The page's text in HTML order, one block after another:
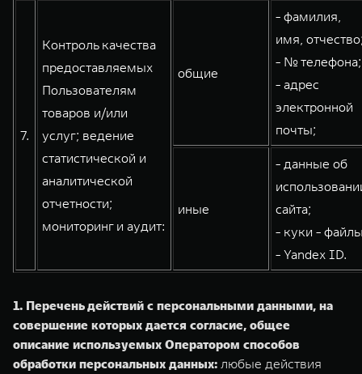
7.
Контроль качества
предоставляемых
Пользователям
товаров и/или
услуг; ведение
статистической и
аналитической
отчетности;
мониторинг и аудит:
общие
- фамилия,
имя,
- № телефона;
- адрес
электронной
почты;
иные
- данные об
сайта;
- куки -
- Yandex ID.
1. Перечень действий с персональными данными, на
совершение которых дается согласие, общее
описание используемых Оператором способов
обработки персональных данных: любые действия